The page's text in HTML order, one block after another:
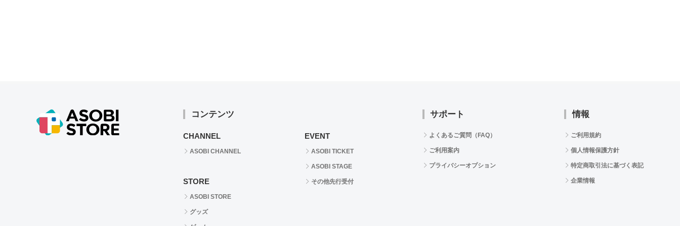
コンテンツ
CHANNEL
ASOBI CHANNEL
STORE
ASOBI STORE
グッズ
EVENT
ASOBI TICKET
ASOBI STAGE
その他先行受付
サポート
よくあるご質問（FAQ）
ご利用案内
プライバシーオプション
情報
ご利用規約
個人情報保護方針
特定商取引法に基づく表記
企業情報